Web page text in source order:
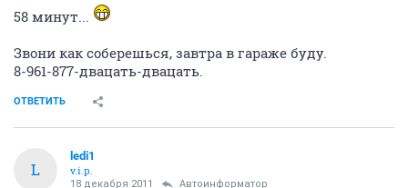
58 минут...
Звони как соберешься, завтра в гараже буду.
8-961-877-двацать-двацать.
ОТВЕТИТЬ
L
ledi1
v.i.p.
18 декабря 2011 Автоинформатор